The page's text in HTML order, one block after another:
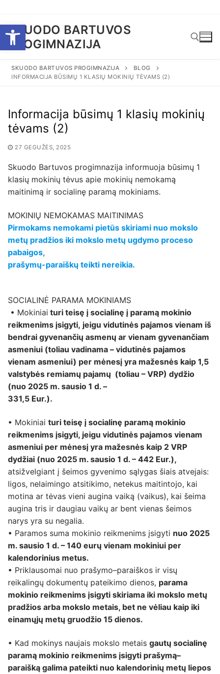
Open toolbar
prie
turinio
SKUODO BARTUVOS
PROGIMNAZIJA
Ieškoti:
SKUODO BARTUVOS PROGIMNAZIJA
BLOG
INFORMACIJA BŪSIMŲ 1 KLASIŲ MOKINIŲ TĖVAMS (2)
Informacija būsimų 1 klasių mokinių
tėvams (2)
27 GEGUŽĖS, 2025
Skuodo Bartuvos progimnazija informuoja būsimų 1
klasių mokinių tėvus apie mokinių nemokamą
maitinimą ir socialinę paramą mokiniams.
MOKINIŲ NEMOKAMAS MAITINIMAS
Pirmokams nemokami pietūs skiriami nuo mokslo
metų pradžios iki mokslo metų ugdymo proceso
pabaigos,
prašymų-paraiškų teikti nereikia.
SOCIALINĖ PARAMA MOKINIAMS
• Mokiniai turi teisę į socialinę į paramą mokinio
reikmenims įsigyti, jeigu vidutinės pajamos vienam iš
bendrai gyvenančių asmenų ar vienam gyvenančiam
asmeniui (toliau vadinama – vidutinės pajamos
vienam asmeniui) per mėnesį yra mažesnės kaip 1,5
valstybės remiamų pajamų (toliau – VRP) dydžio
(nuo 2025 m. sausio 1 d. –
331,5 Eur.).
• Mokiniai turi teisę į socialinę paramą mokinio
reikmenims įsigyti, jeigu vidutinės pajamos vienam
asmeniui per mėnesį yra mažesnės kaip 2 VRP
dydžiai (nuo 2025 m. sausio 1 d. – 442 Eur.),
atsižvelgiant į šeimos gyvenimo sąlygas šiais atvejais:
ligos, nelaimingo atsitikimo, netekus maitintojo, kai
motina ar tėvas vieni augina vaiką (vaikus), kai šeima
augina tris ir daugiau vaikų ar bent vienas šeimos
narys yra su negalia.
• Paramos suma mokinio reikmenims įsigyti nuo 2025
m. sausio 1 d. – 140 eurų vienam mokiniui per
kalendorinius metus.
• Priklausomai nuo prašymo–paraiškos ir visų
reikalingų dokumentų pateikimo dienos, parama
mokinio reikmenims įsigyti skiriama iki mokslo metų
pradžios arba mokslo metais, bet ne vėliau kaip iki
einamųjų metų gruodžio 15 dienos.
• Kad mokinys naujais mokslo metais gautų socialinę
paramą mokinio reikmenims įsigyti prašymą–
paraišką galima pateikti nuo kalendorinių metų liepos